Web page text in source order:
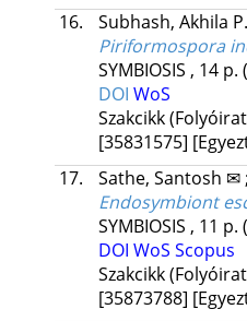
16.
Subhash, Akhila P.
Piriformospora
SYMBIOSIS , 14 p.
DOI WoS
Szakcikk
[35831575]
17.
Sathe, Santosh ✉;
Endosymbiont
SYMBIOSIS , 11 p.
DOI WoS Scopus
Szakcikk
[35873788]